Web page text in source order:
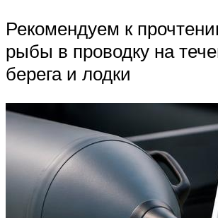
Рекомендуем к
рыбы в проводку на
берега и лодки